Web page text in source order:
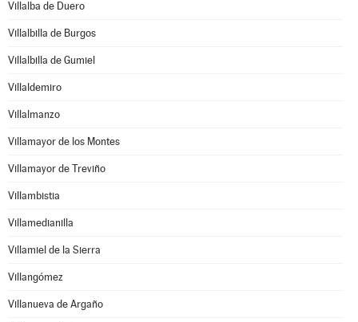
Villalba de Duero
Villalbilla de Burgos
Villalbilla de Gumiel
Villaldemiro
Villalmanzo
Villamayor de los Montes
Villamayor de Treviño
Villambistia
Villamedianilla
Villamiel de la Sierra
Villangómez
Villanueva de Argaño